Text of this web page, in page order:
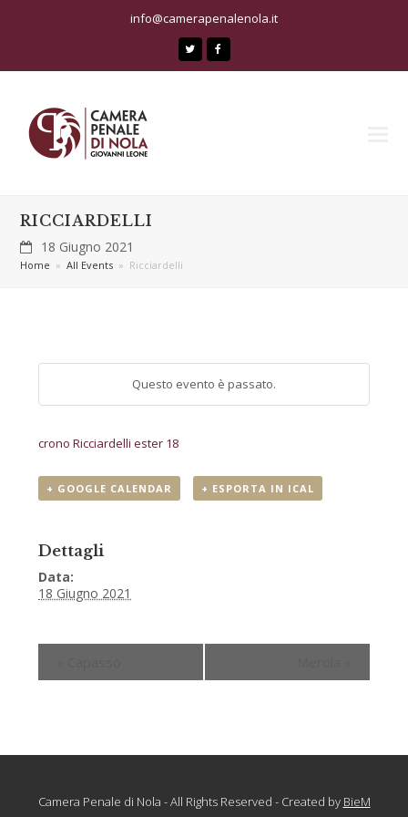
info@camerapenalenola.it
Twitter
RICCIARDELLI
18 Giugno 2021
Home » All Events » Ricciardelli
Questo evento è passato.
crono Ricciardelli ester 18
+ GOOGLE CALENDAR + ESPORTA IN ICAL
Dettagli
Data:
18 Giugno 2021
Camera Penale di Nola - All Rights Reserved - Created by BieM